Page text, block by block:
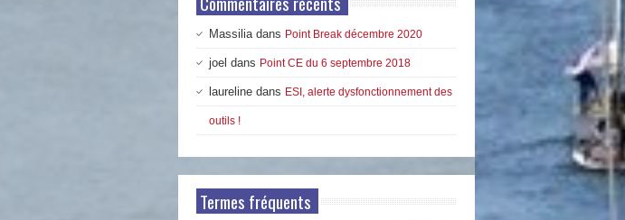
Massilia dans Point Break décembre 2020
joel dans Point CE du 6 septembre 2018
laureline dans ESI, alerte dysfonctionnement des
outils !
Termes fréquents